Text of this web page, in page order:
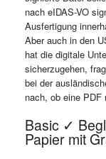
nach eIDAS-VO
Ausfertigung
Aber auch in den
hat die digitale
sicherzugehen,
bei der
nach, ob eine PDF
Basic ✓
Papier mit